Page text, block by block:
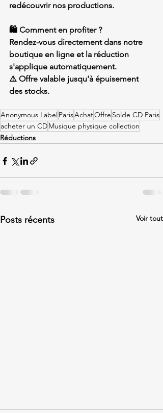
redécouvrir nos productions.
🛍️ Comment en profiter ?
Rendez-vous directement dans notre
boutique en ligne et la réduction
s'applique automatiquement.
⚠️ Offre valable jusqu'à épuisement
des stocks.
Anonymous Label ParisAchatOffre Solde CD Paris
acheter un CDMusique physique collection
Réductions
Posts récents Voir tout